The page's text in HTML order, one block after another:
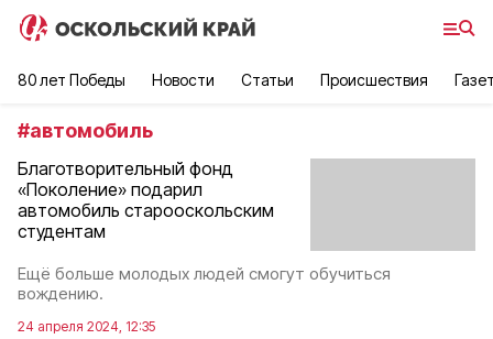
80 лет Победы Новости Статьи Происшествия
#автомобиль
Благотворительный фонд
«Поколение» подарил
автомобиль старооскольским
студентам
Ещё больше молодых людей смогут обучиться
вождению.
24 апреля 2024, 12:35